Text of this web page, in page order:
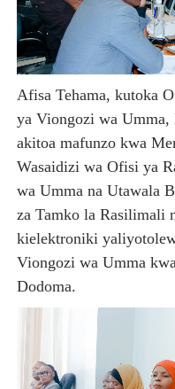
Afisa Tehama, kutoka
ya Viongozi wa Umma,
akitoa mafunzo kwa
Wasaidizi wa Ofisi ya
wa Umma na Utawala
za Tamko la Rasilimali
kielektroniki
Viongozi wa Umma
Dodoma.